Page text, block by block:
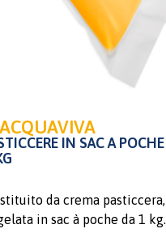
IN SAC A POCHE
da crema pasticcera,
in sac à poche da 1 kg.